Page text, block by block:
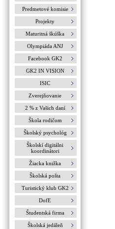
Predmetové komisie
Projekty
Maturitná škúška
Olympiáda ANJ
Facebook GK2
GK2 IN VISION
ISIC
Zverejňovanie
2 % z Vašich daní
Škola rodičom
Školský psychológ
Školskí digitálni
koordinátori
Žiacka knižka
Školská pošta
Turistický klub GK2
DofE
Študentská firma
Školská jedáleň